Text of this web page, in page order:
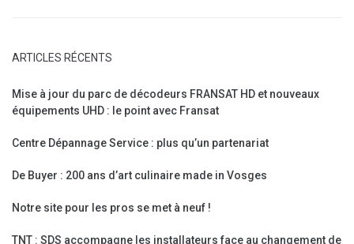
ARTICLES RÉCENTS
Mise à jour du parc de décodeurs FRANSAT HD et nouveaux
équipements UHD : le point avec Fransat
Centre Dépannage Service : plus qu’un partenariat
De Buyer : 200 ans d’art culinaire made in Vosges
Notre site pour les pros se met à neuf !
TNT : SDS accompagne les installateurs face au changement de